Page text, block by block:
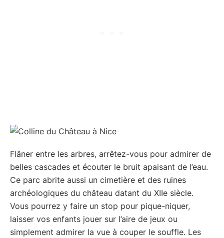
Flâner entre les arbres, arrêtez-vous pour admirer de
belles cascades et écouter le bruit apaisant de l’eau.
Ce parc abrite aussi un cimetière et des ruines
archéologiques du château datant du XIIe siècle.
Vous pourrez y faire un stop pour pique-niquer,
laisser vos enfants jouer sur l’aire de jeux ou
simplement admirer la vue à couper le souffle. Les